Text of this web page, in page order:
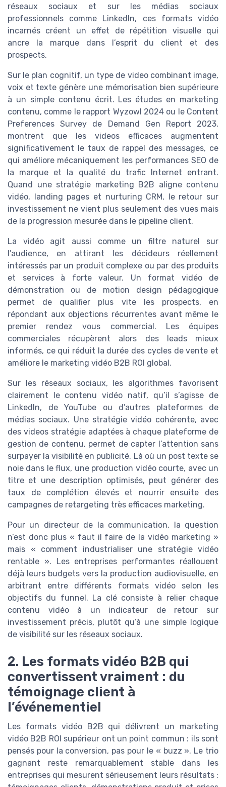
réseaux sociaux et sur les médias sociaux
professionnels comme LinkedIn, ces formats vidéo
incarnés créent un effet de répétition visuelle qui
ancre la marque dans l’esprit du client et des
prospects.
Sur le plan cognitif, un type de video combinant image,
voix et texte génère une mémorisation bien supérieure
à un simple contenu écrit. Les études en marketing
contenu, comme le rapport Wyzowl 2024 ou le Content
Preferences Survey de Demand Gen Report 2023,
montrent que les videos efficaces augmentent
significativement le taux de rappel des messages, ce
qui améliore mécaniquement les performances SEO de
la marque et la qualité du trafic Internet entrant.
Quand une stratégie marketing B2B aligne contenu
vidéo, landing pages et nurturing CRM, le retour sur
investissement ne vient plus seulement des vues mais
de la progression mesurée dans le pipeline client.
La vidéo agit aussi comme un filtre naturel sur
l’audience, en attirant les décideurs réellement
intéressés par un produit complexe ou par des produits
et services à forte valeur. Un format vidéo de
démonstration ou de motion design pédagogique
permet de qualifier plus vite les prospects, en
répondant aux objections récurrentes avant même le
premier rendez vous commercial. Les équipes
commerciales récupèrent alors des leads mieux
informés, ce qui réduit la durée des cycles de vente et
améliore le marketing vidéo B2B ROI global.
Sur les réseaux sociaux, les algorithmes favorisent
clairement le contenu vidéo natif, qu’il s’agisse de
LinkedIn, de YouTube ou d’autres plateformes de
médias sociaux. Une stratégie vidéo cohérente, avec
des videos stratégie adaptées à chaque plateforme de
gestion de contenu, permet de capter l’attention sans
surpayer la visibilité en publicité. Là où un post texte se
noie dans le flux, une production vidéo courte, avec un
titre et une description optimisés, peut générer des
taux de complétion élevés et nourrir ensuite des
campagnes de retargeting très efficaces marketing.
Pour un directeur de la communication, la question
n’est donc plus « faut il faire de la vidéo marketing »
mais « comment industrialiser une stratégie vidéo
rentable ». Les entreprises performantes réallouent
déjà leurs budgets vers la production audiovisuelle, en
arbitrant entre différents formats vidéo selon les
objectifs du funnel. La clé consiste à relier chaque
contenu vidéo à un indicateur de retour sur
investissement précis, plutôt qu’à une simple logique
de visibilité sur les réseaux sociaux.
2. Les formats vidéo B2B qui
convertissent vraiment : du
témoignage client à
l’événementiel
Les formats vidéo B2B qui délivrent un marketing
vidéo B2B ROI supérieur ont un point commun : ils sont
pensés pour la conversion, pas pour le « buzz ». Le trio
gagnant reste remarquablement stable dans les
entreprises qui mesurent sérieusement leurs résultats :